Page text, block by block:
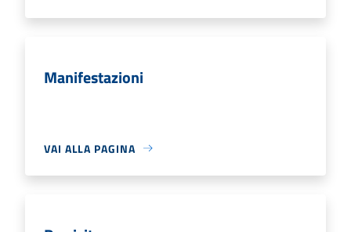
Manifestazioni
VAI ALLA PAGINA